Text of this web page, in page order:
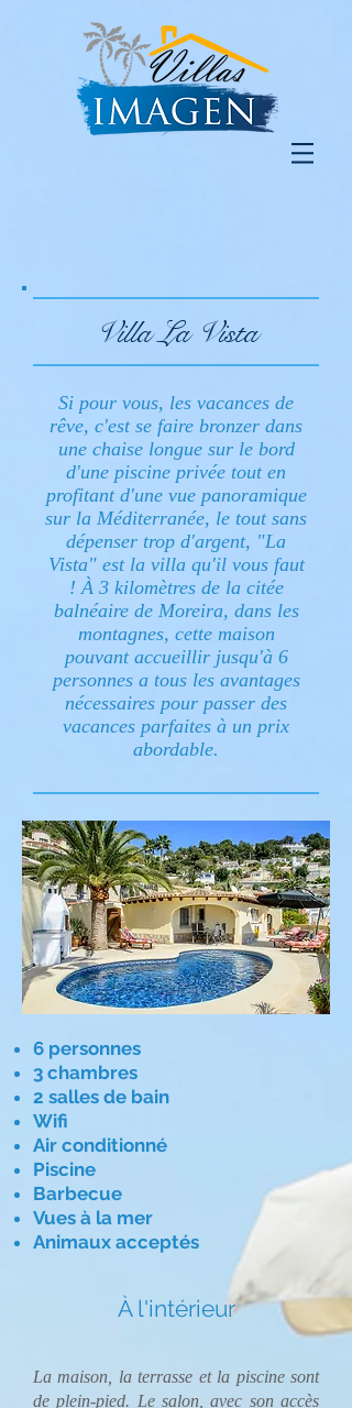
Villa La Vista
Si pour vous, les vacances de
rêve, c'est se faire bronzer dans
une chaise longue sur le bord
d'une piscine privée tout en
profitant d'une vue panoramique
sur la Méditerranée, le tout sans
dépenser trop d'argent, "La
Vista" est la villa qu'il vous faut
! À 3 kilomètres de la citée
balnéaire de Moreira, dans les
montagnes, cette maison
pouvant accueillir jusqu'à 6
personnes a tous les avantages
nécessaires pour passer des
vacances parfaites à un prix
abordable.
6 personnes
3 chambres
2 salles de bain
Wifi
Air conditionné
Piscine
Barbecue
Vues à la mer
Animaux acceptés
À l'intérieur
La maison, la terrasse et la piscine sont
de plein-pied. Le salon, avec son accès